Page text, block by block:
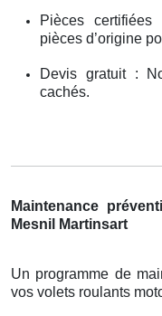
Pièces
pièces d’origine
Devis gratuit :
cachés.
Maintenance
Mesnil Martinsart
Un programme de
vos volets roulants